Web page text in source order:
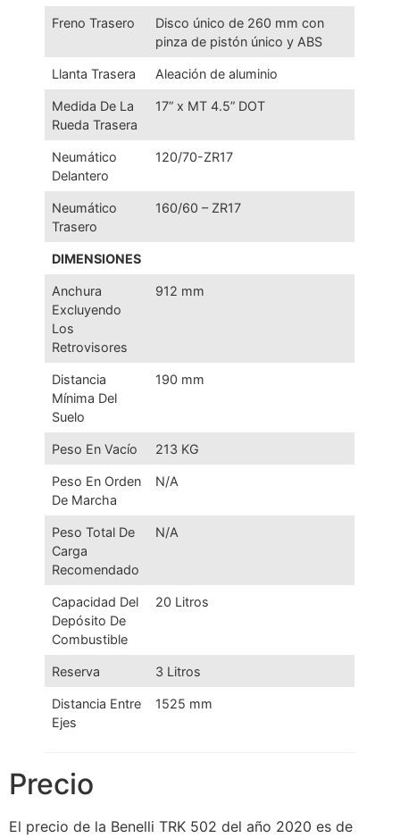
Freno Trasero
Disco único de 260 mm con
pinza de pistón único y ABS
Llanta Trasera Aleación de aluminio
Medida De La
Rueda Trasera
17” x MT 4.5” DOT
Neumático
Delantero
120/70-ZR17
Neumático
Trasero
160/60 – ZR17
DIMENSIONES
Anchura
Excluyendo
Los
Retrovisores
912 mm
Distancia
Mínima Del
Suelo
190 mm
Peso En Vacío 213 KG
Peso En Orden
De Marcha
N/A
Peso Total De
Carga
Recomendado
N/A
Capacidad Del
Depósito De
Combustible
20 Litros
Reserva 3 Litros
Distancia Entre
Ejes
1525 mm
Precio
El precio de la Benelli TRK 502 del año 2020 es de